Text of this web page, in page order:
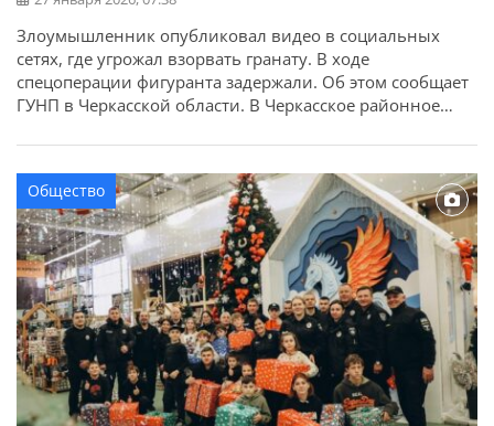
Злоумышленник опубликовал видео в социальных
сетях, где угрожал взорвать гранату. В ходе
спецоперации фигуранта задержали. Об этом сообщает
ГУНП в Черкасской области. В Черкасское районное
Смеле местный житель опубликовал видео в
социальных сетях, где угрожал взорвать гранату. По
адресу оперативно прибыла следственно-оперативная
группа, спецназовцы КОРД, специалисты-
криминалисты, взрывотехники […]
Общество